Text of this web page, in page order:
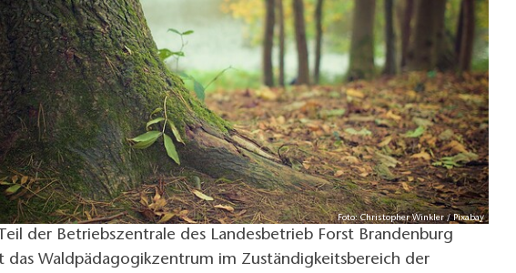
Foto: Christopher Winkler / Pixabay
der Betriebszentrale des Landesbetrieb Forst Brandenburg
das Waldpädagogikzentrum im Zuständigkeitsbereich der